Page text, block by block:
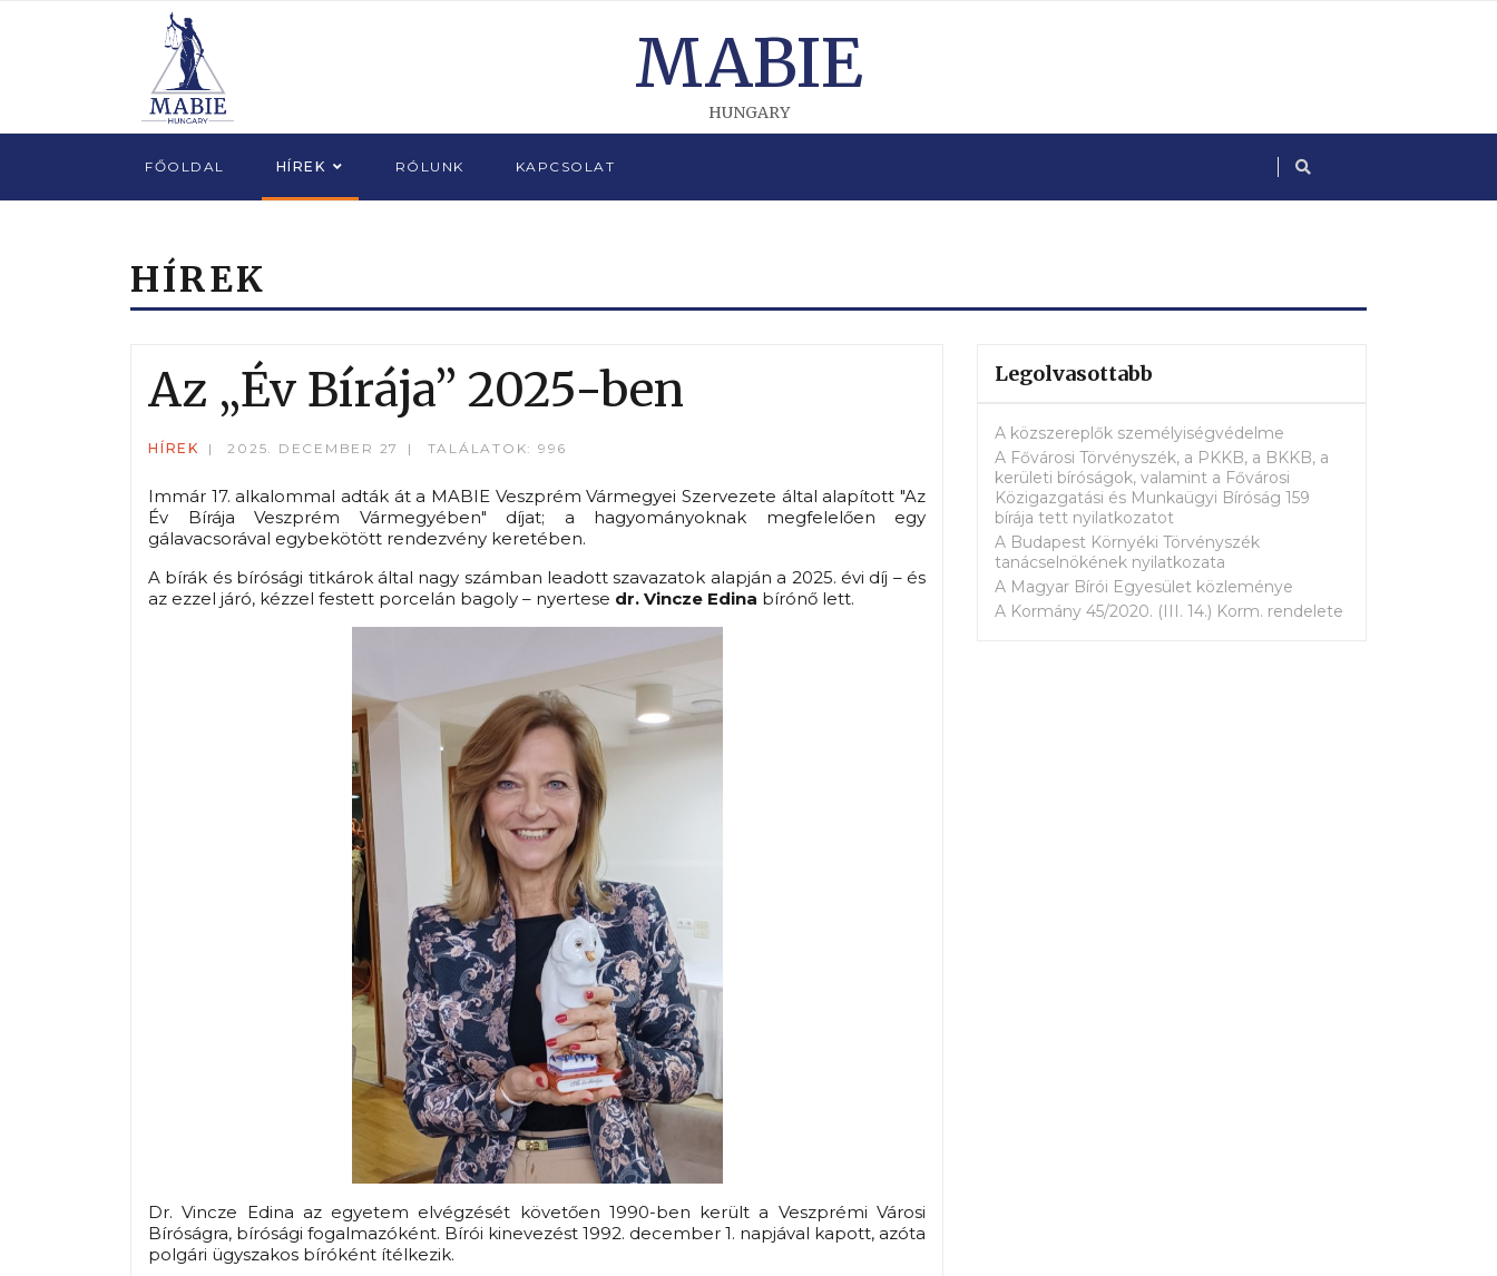
MABIE
HUNGARY
FŐOLDAL HÍREK RÓLUNK KAPCSOLAT
HÍREK
Az „Év Bírája” 2025-ben
HÍREK 2025. DECEMBER 27 TALÁLATOK: 996
Immár 17. alkalommal adták át a MABIE Veszprém Vármegyei Szervezete által alapított "Az
Év Bírája Veszprém Vármegyében" díjat; a hagyományoknak megfelelően egy
gálavacsorával egybekötött rendezvény keretében.
A bírák és bírósági titkárok által nagy számban leadott szavazatok alapján a 2025. évi díj – és
az ezzel járó, kézzel festett porcelán bagoly – nyertese dr. Vincze Edina bírónő lett.
Dr. Vincze Edina az egyetem elvégzését követően 1990-ben került a Veszprémi Városi
Bíróságra, bírósági fogalmazóként. Bírói kinevezést 1992. december 1. napjával kapott, azóta
polgári ügyszakos bíróként ítélkezik.
Legolvasottabb
A közszereplők személyiségvédelme
A Fővárosi Törvényszék, a PKKB, a BKKB, a
kerületi bíróságok, valamint a Fővárosi
Közigazgatási és Munkaügyi Bíróság 159
bírája tett nyilatkozatot
A Budapest Környéki Törvényszék
tanácselnökének nyilatkozata
A Magyar Bírói Egyesület közleménye
A Kormány 45/2020. (III. 14.) Korm. rendelete